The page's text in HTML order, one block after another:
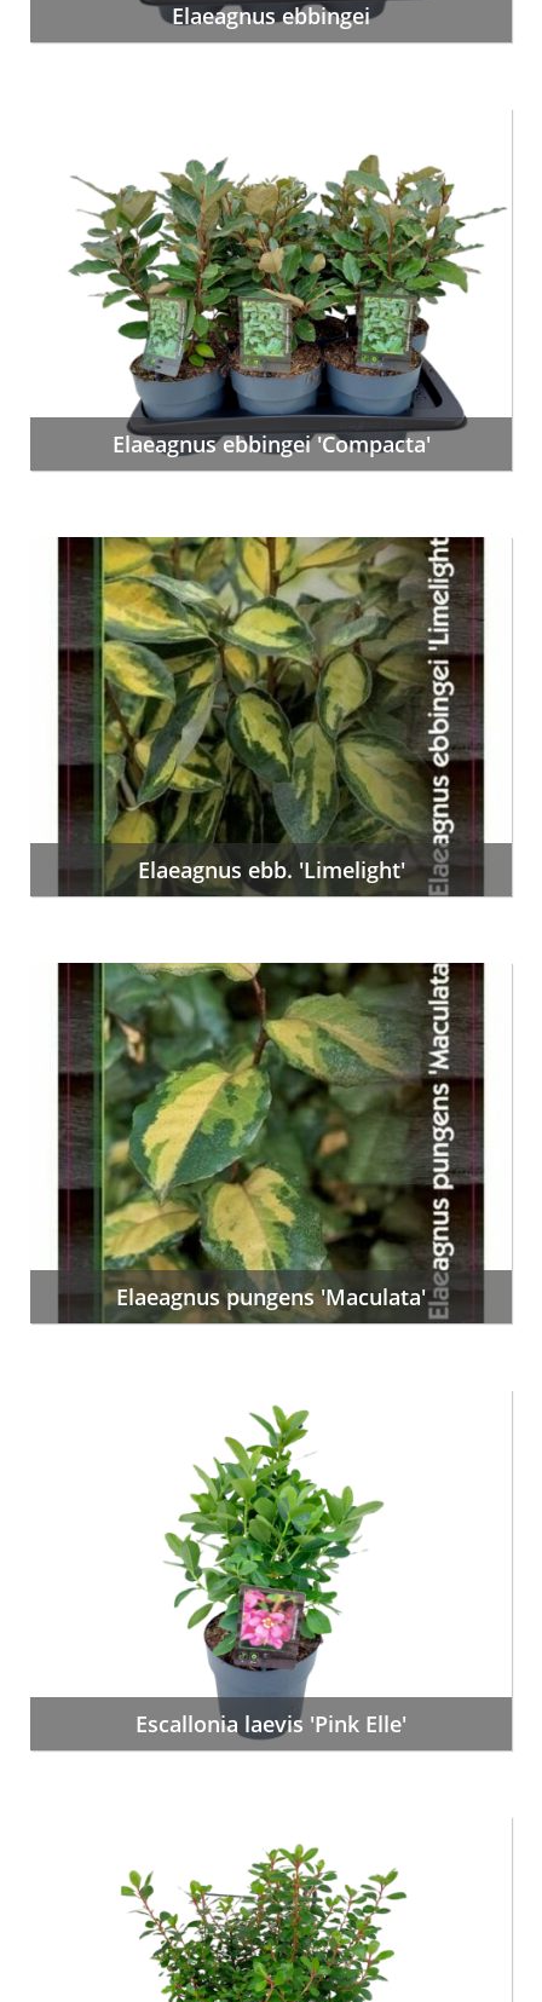
Elaeagnus ebbingei
Elaeagnus ebbingei 'Compacta'
Elaeagnus ebb. 'Limelight'
Elaeagnus pungens 'Maculata'
Escallonia laevis 'Pink Elle'